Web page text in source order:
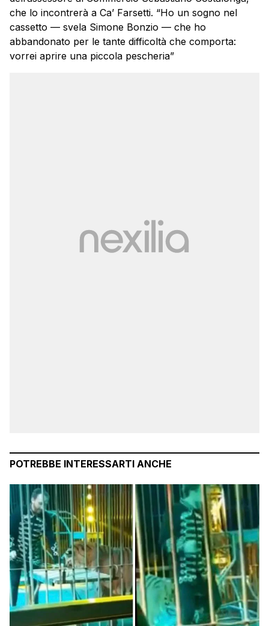
che lo incontrerà a Ca’ Farsetti. “Ho un sogno nel
cassetto — svela Simone Bonzio — che ho
abbandonato per le tante difficoltà che comporta:
vorrei aprire una piccola pescheria”
POTREBBE INTERESSARTI ANCHE